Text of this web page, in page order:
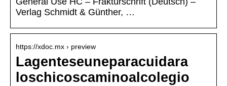
Verlag Schmidt & Günther, …
https://xdoc.mx › preview
Lagenteseuneparacuidara
loschicoscaminoalcolegio